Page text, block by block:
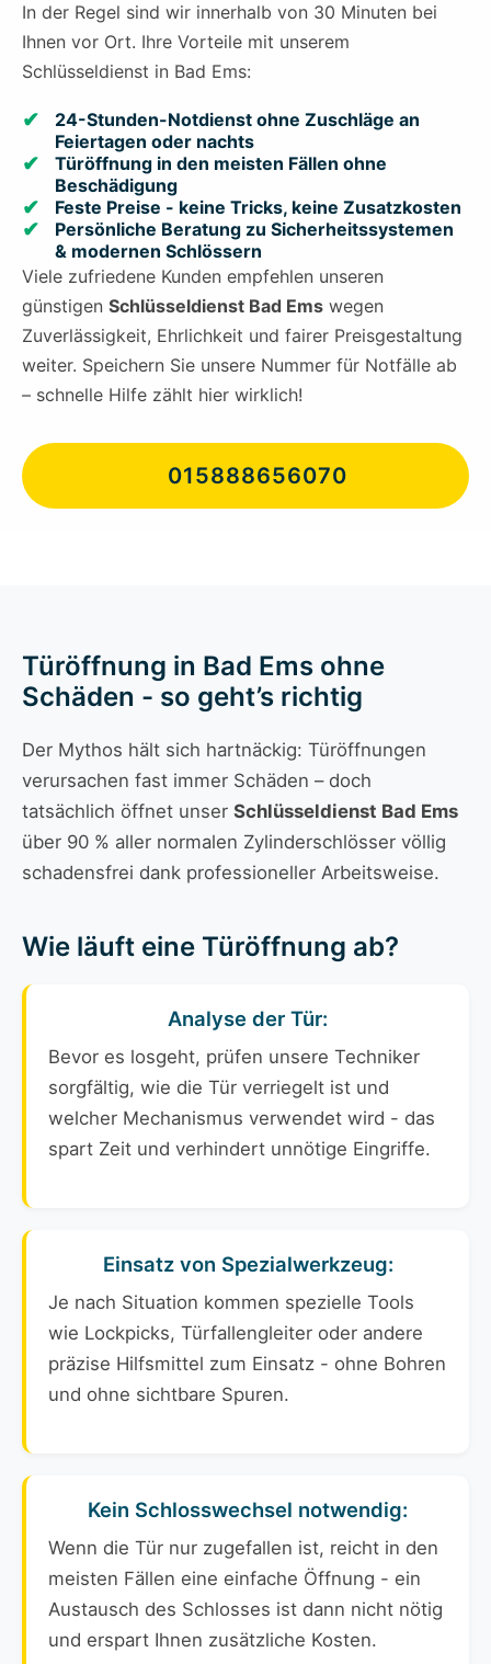
In der Regel sind wir innerhalb von 30 Minuten bei
Ihnen vor Ort. Ihre Vorteile mit unserem
Schlüsseldienst in Bad Ems:
24-Stunden-Notdienst ohne Zuschläge an
Feiertagen oder nachts
Türöffnung in den meisten Fällen ohne
Beschädigung
Feste Preise - keine Tricks, keine Zusatzkosten
Persönliche Beratung zu Sicherheitssystemen
& modernen Schlössern
Viele zufriedene Kunden empfehlen unseren
günstigen Schlüsseldienst Bad Ems wegen
Zuverlässigkeit, Ehrlichkeit und fairer Preisgestaltung
weiter. Speichern Sie unsere Nummer für Notfälle ab
– schnelle Hilfe zählt hier wirklich!
015888656070
Türöffnung in Bad Ems ohne
Schäden - so geht’s richtig
Der Mythos hält sich hartnäckig: Türöffnungen
verursachen fast immer Schäden – doch
tatsächlich öffnet unser Schlüsseldienst Bad Ems
über 90 % aller normalen Zylinderschlösser völlig
schadensfrei dank professioneller Arbeitsweise.
Wie läuft eine Türöffnung ab?
Analyse der Tür:
Bevor es losgeht, prüfen unsere Techniker
sorgfältig, wie die Tür verriegelt ist und
welcher Mechanismus verwendet wird - das
spart Zeit und verhindert unnötige Eingriffe.
Einsatz von Spezialwerkzeug:
Je nach Situation kommen spezielle Tools
wie Lockpicks, Türfallengleiter oder andere
präzise Hilfsmittel zum Einsatz - ohne Bohren
und ohne sichtbare Spuren.
Kein Schlosswechsel notwendig:
Wenn die Tür nur zugefallen ist, reicht in den
meisten Fällen eine einfache Öffnung - ein
Austausch des Schlosses ist dann nicht nötig
und erspart Ihnen zusätzliche Kosten.